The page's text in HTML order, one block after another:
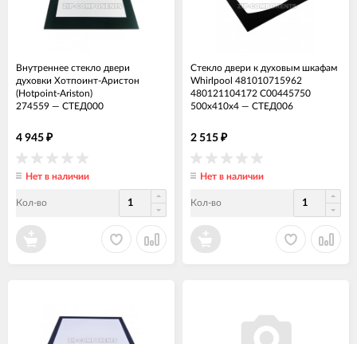
Внутреннее стекло двери
духовки Хотпоинт-Аристон
(Hotpoint-Ariston)
274559 — СТЕД000
4 945 ₽
Нет в наличии
Кол-во
Стекло двери к духовым шкафам
Whirlpool 481010715962
480121104172 C00445750
500х410х4 — СТЕД006
2 515 ₽
Нет в наличии
Кол-во